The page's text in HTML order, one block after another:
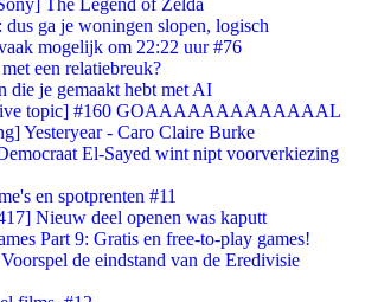
The Legend of Zelda
ga je woningen slopen, logisch
mogelijk om 22:22 uur #76
een relatiebreuk?
die je gemaakt hebt met AI
topic] #160 GOAAAAAAAAAAAAAL
Yesteryear - Caro Claire Burke
El-Sayed wint nipt voorverkiezing
en spotprenten #11
Nieuw deel openen was kaputt
Part 9: Gratis en free-to-play games!
de eindstand van de Eredivisie